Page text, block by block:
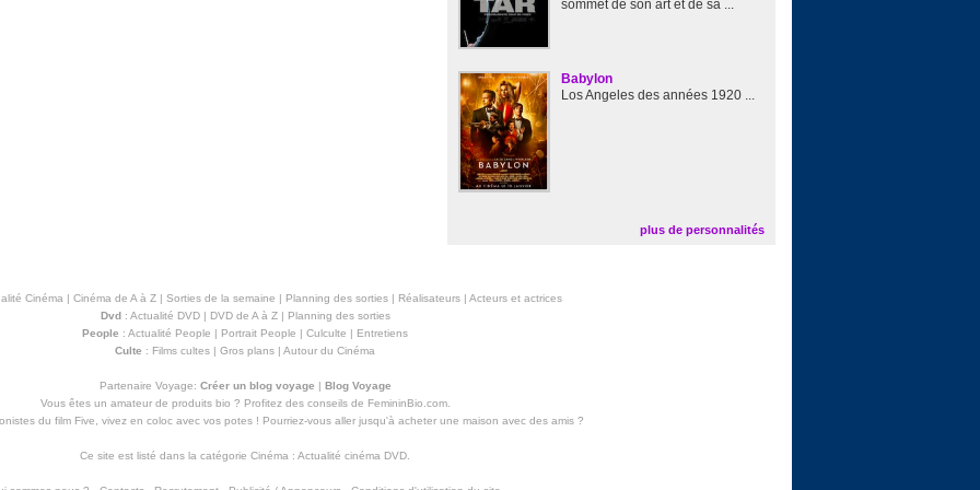
sommet de son art et de sa ...
Babylon
Los Angeles des années 1920 ...
plus de personnalités
Cinéma | Cinéma de A à Z| Sorties de la semaine | Planning des sorties| Réalisateurs| Acteurs et actrices
Dvd: Actualité DVD| DVD de A à Z| Planning des sorties
People : Actualité People | Portrait People | Culculte | Entretiens
Culte : Films cultes | Gros plans | Autour du Cinéma
Partenaire Voyage: Créer un blog voyage | Blog Voyage
Vous êtes un amateur de produits bio ? Profitez des conseils de FemininBio.com.
du film Five, vivez en coloc avec vos potes ! Pourriez-vous aller jusqu'à acheter une maison avec des amis?
Ce site est listé dans la catégorie Cinéma : Actualité cinéma DVD